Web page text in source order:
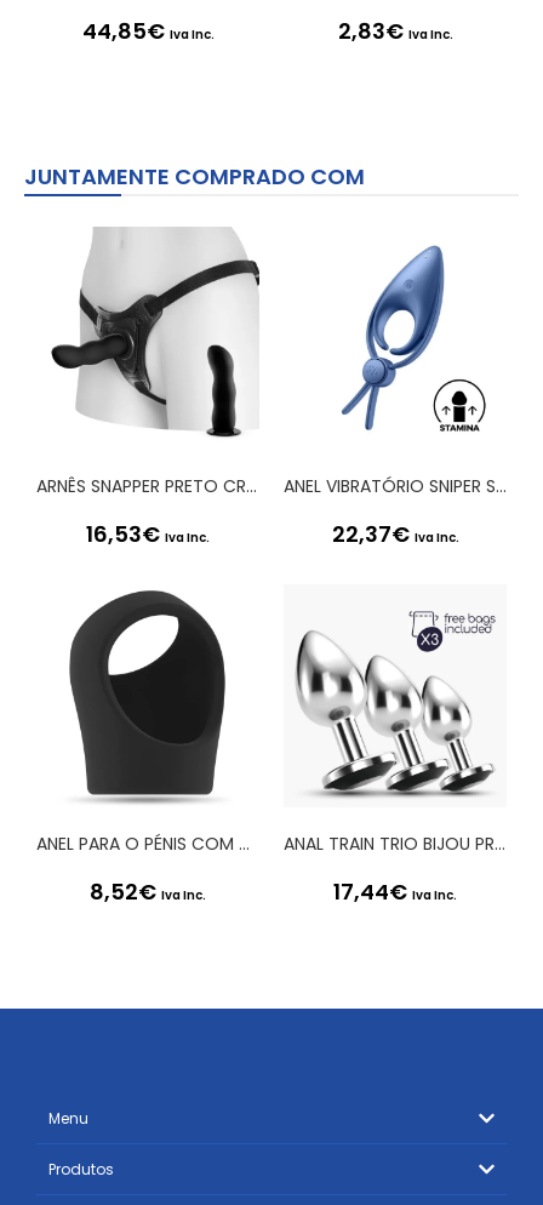
44,85€ Iva Inc. 2,83€ Iva Inc.
JUNTAMENTE COMPRADO COM
ARNÊS SNAPPER PRETO CRUSHIOUS
16,53€ Iva Inc.
ANEL VIBRATÓRIO SNIPER SATISFYER AZUL
22,37€ Iva Inc.
ANEL PARA O PÉNIS COM ALÇA PARA TESTÍCULOS SONO Nº45 PRETO
8,52€ Iva Inc.
ANAL TRAIN TRIO BIJOU PRETO CRUSHIOUS COM BOLSAS INDIVIDUAIS GRÁTIS
17,44€ Iva Inc.
Menu
Produtos